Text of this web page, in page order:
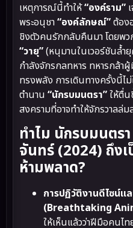
เหตุการณ์นี้ทำให้“องค์ราม”
พระอนุชา“องค์ลักษณ์”ต้อง
ชิงตัวคนรักกลับคืนมา โดยพว
“วายุ”(หนุมานในเวอร์ชันล้ำ
กำลังจักรกลทหาร ทหารกล้า
ทรงพลัง การเดินทางครั้งนี้ไ
ตำนาน “นักรบมนตรา”ให้ตื่น
สงครามที่อาจทำให้จักรวาลล่ม
ทำไม นักรบมนตร
จันทร์ (2024) ถึง
ห้ามพลาด?
การปฏิวัติงานดีไซน์แ
(Breathtaking
ให้เห็นแล้วว่าฝีมือคนไ